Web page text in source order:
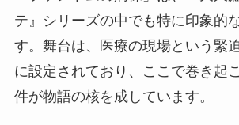
テ』シリーズの中でも特に印象的
す。舞台は、医療の現場という緊
に設定されており、ここで巻き起
件が物語の核を成しています。